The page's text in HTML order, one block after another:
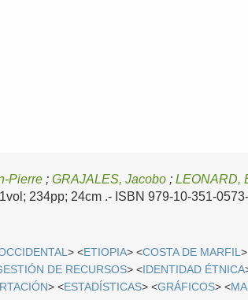
Pierre ;GRAJALES, Jacobo ;LEONARD,
234pp; 24cm .- ISBN 979-10-351-
> <ETIOPIA> <COSTA DE MARFIL
DE RECURSOS> <IDENTIDAD ÉTNICA
> <ESTADÍSTICAS> <GRÁFICOS> <